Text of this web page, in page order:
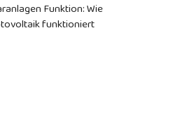
Funktion: Wie
funktioniert